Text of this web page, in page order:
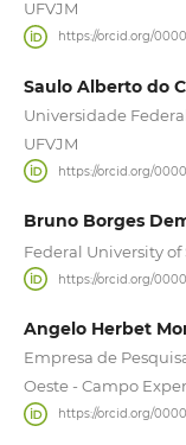
UFVJM
https://orcid.org/
Saulo Alberto do
Universidade
UFVJM
https://orcid.org/
Bruno Borges
Federal University
https://orcid.org/
Angelo Herbet
Empresa de
Oeste - Campo
https://orcid.org/